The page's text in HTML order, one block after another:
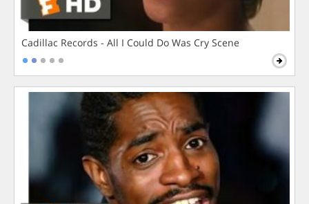
Cadillac Records - All I Could Do Was Cry Scene